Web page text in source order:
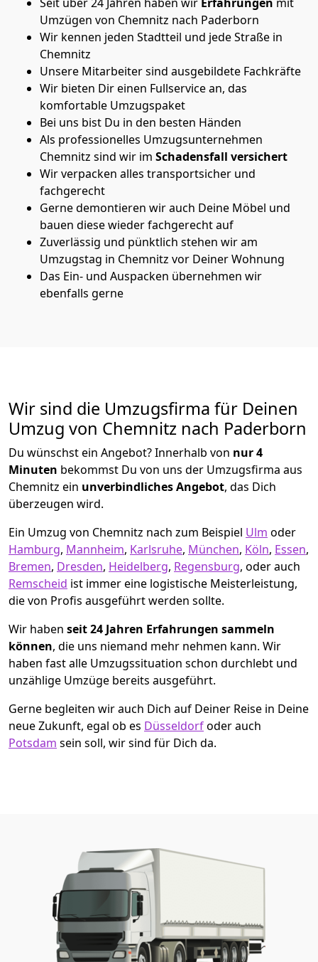
Umzügen von Chemnitz nach Paderborn
Wir kennen jeden Stadtteil und jede Straße in
Chemnitz
Unsere Mitarbeiter sind ausgebildete Fachkräfte
Wir bieten Dir einen Fullservice an, das
komfortable Umzugspaket
Bei uns bist Du in den besten Händen
Als professionelles Umzugsunternehmen
Chemnitz sind wir im Schadensfall versichert
Wir verpacken alles transportsicher und
fachgerecht
Gerne demontieren wir auch Deine Möbel und
bauen diese wieder fachgerecht auf
Zuverlässig und pünktlich stehen wir am
Umzugstag in Chemnitz vor Deiner Wohnung
Das Ein- und Auspacken übernehmen wir
ebenfalls gerne
Wir sind die Umzugsfirma für Deinen
Umzug von Chemnitz nach Paderborn
Du wünschst ein Angebot? Innerhalb von nur 4
Minuten bekommst Du von uns der Umzugsfirma aus
Chemnitz ein unverbindliches Angebot, das Dich
überzeugen wird.
Ein Umzug von Chemnitz nach zum Beispiel Ulm oder
Hamburg, Mannheim, Karlsruhe, München, Köln, Essen,
Bremen, Dresden, Heidelberg, Regensburg, oder auch
Remscheid ist immer eine logistische Meisterleistung,
die von Profis ausgeführt werden sollte.
Wir haben seit24 Jahren Erfahrungen sammeln
können, die uns niemand mehr nehmen kann. Wir
haben fast alle Umzugssituation schon durchlebt und
unzählige Umzüge bereits ausgeführt.
Gerne begleiten wir auch Dich auf Deiner Reise in Deine
neue Zukunft, egal ob es Düsseldorfoder auch
Potsdam sein soll, wir sind für Dich da.